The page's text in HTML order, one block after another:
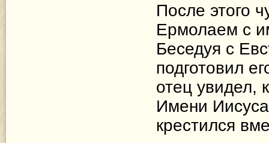
После этого
Ермолаем с
Беседуя с
подготовил
отец увидел,
Имени
крестился